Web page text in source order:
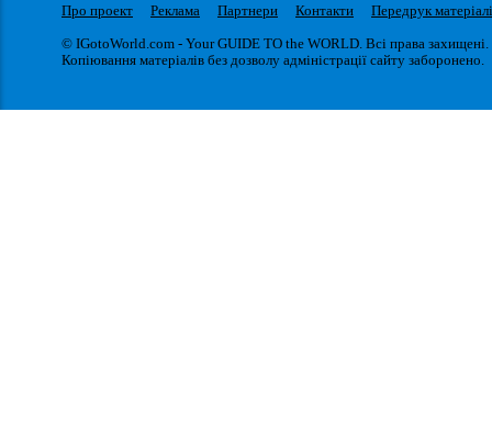
Про проект Реклама Партнери Контакти
Передрук
© IGotoWorld.com - Your GUIDE TO the WORLD. Всі права захищені.
Копіювання матеріалів без дозволу адміністрації сайту заборонено.